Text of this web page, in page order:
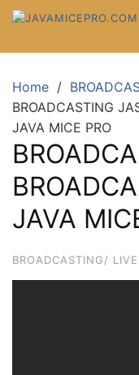
Home
BROADCASTING
JAVA MICE PRO
JAVA
BROADCASTING/